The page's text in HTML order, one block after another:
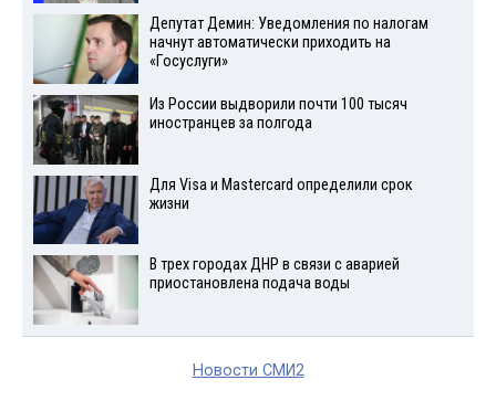
Депутат Демин: Уведомления по налогам
начнут автоматически приходить на
«Госуслуги»
Из России выдворили почти 100 тысяч
иностранцев за полгода
Для Visа и Mastercard определили срок
жизни
В трех городах ДНР в связи с аварией
приостановлена подача воды
Новости СМИ2